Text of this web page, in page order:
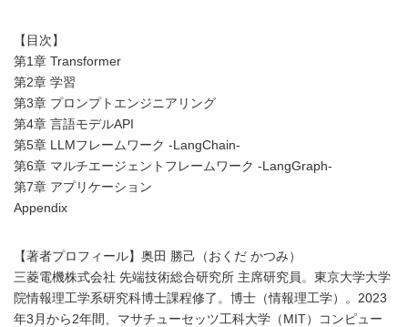
【目次】
第1章 Transformer
第2章 学習
第3章 プロンプトエンジニアリング
第4章 言語モデルAPI
第5章 LLMフレームワーク -LangChain-
第6章 マルチエージェントフレームワーク -LangGraph-
第7章 アプリケーション
Appendix
【著者プロフィール】奥田 勝己（おくだ かつみ）
三菱電機株式会社 先端技術総合研究所 主席研究員。東京大学大学
院情報理工学系研究科博士課程修了。博士（情報理工学）。2023
年3月から2年間、マサチューセッツ工科大学（MIT）コンピュー